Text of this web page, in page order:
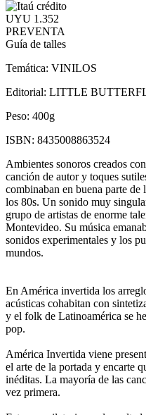
UYU 1.352
PREVENTA
Guía de talles
Temática: VINILOS
Editorial: LITTLE
Peso: 400g
ISBN: 8435008863524
Ambientes sonoros creados
canción de autor y toques
combinaban en buena parte
los 80s. Un sonido muy
grupo de artistas de enorme
Montevideo. Su música
sonidos experimentales y los
mundos.
En América invertida los
acústicas cohabitan con
y el folk de Latinoamérica se
pop.
América Invertida viene
el arte de la portada y encarte
inéditas. La mayoría de las
vez primera.